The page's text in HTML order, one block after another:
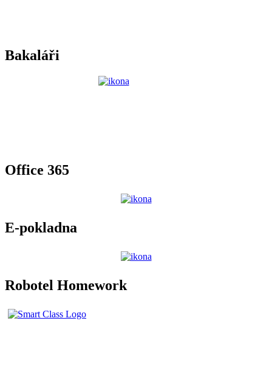
Bakaláři
Office 365
E-pokladna
Robotel Homework